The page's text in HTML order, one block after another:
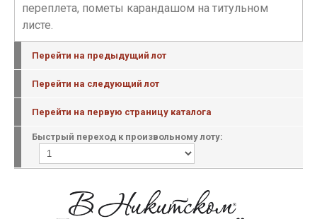
переплета, пометы карандашом на титульном
листе.
Перейти на предыдущий лот
Перейти на следующий лот
Перейти на первую страницу каталога
Быстрый переход к произвольному лоту: